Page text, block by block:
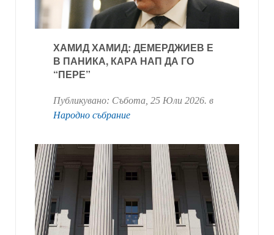
ХАМИД ХАМИД: ДЕМЕРДЖИЕВ Е
В ПАНИКА, КАРА НАП ДА ГО
“ПЕРЕ”
Публикувано: Събота, 25 Юли 2026. в
Народно събрание